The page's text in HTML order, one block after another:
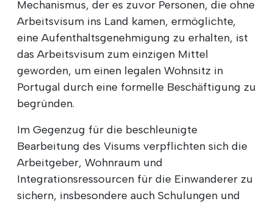
Mechanismus, der es zuvor Personen, die ohne
Arbeitsvisum ins Land kamen, ermöglichte,
eine Aufenthaltsgenehmigung zu erhalten, ist
das Arbeitsvisum zum einzigen Mittel
geworden, um einen legalen Wohnsitz in
Portugal durch eine formelle Beschäftigung zu
begründen.
Im Gegenzug für die beschleunigte
Bearbeitung des Visums verpflichten sich die
Arbeitgeber, Wohnraum und
Integrationsressourcen für die Einwanderer zu
sichern, insbesondere auch Schulungen und